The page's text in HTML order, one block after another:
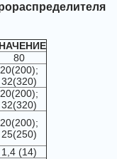
80
20(200);
32(320)
20(200);
32(320)
20(200);
25(250)
1,4 (14)